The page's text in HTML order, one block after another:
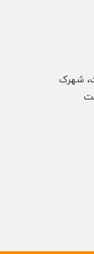
شهرک